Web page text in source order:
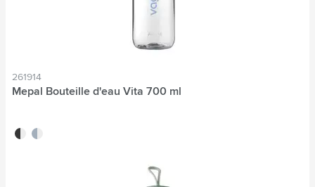
261914
Mepal Bouteille d'eau Vita 700 ml
noir bleu nordique